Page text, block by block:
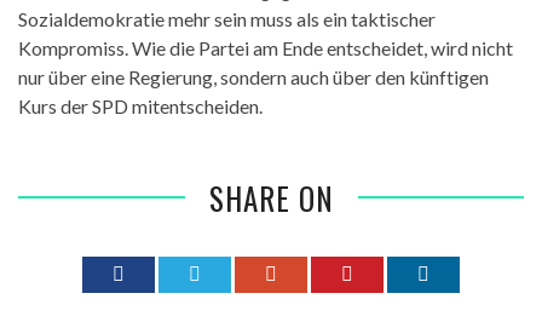
Sozialdemokratie mehr sein muss als ein taktischer
Kompromiss. Wie die Partei am Ende entscheidet, wird nicht
nur über eine Regierung, sondern auch über den künftigen
Kurs der SPD mitentscheiden.
SHARE ON